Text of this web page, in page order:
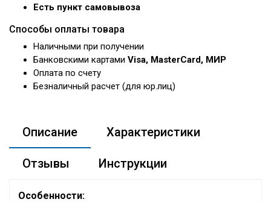
Есть пункт самовывоза
Способы оплаты товара
Наличными при получении
Банковскими картами Visa, MasterCard, МИР
Оплата по счету
Безналичный расчет (для юр.лиц)
Описание Характеристики
Отзывы Инструкции
Особенности: